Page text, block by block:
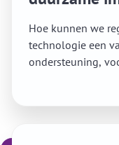
Hoe kunnen we
technologie een
ondersteuning,